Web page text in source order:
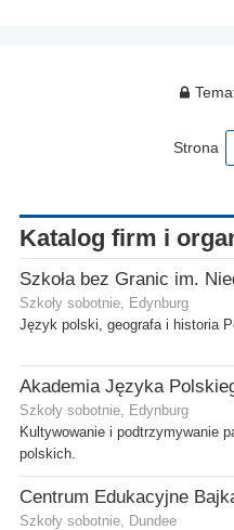
Strona
Katalog firm i
Szkoły sobotnie, Edynburg
Język polski, geografa i historia
Szkoły sobotnie, Edynburg
Kultywowanie i podtrzymywanie
polskich.
Szkoły sobotnie, Dundee